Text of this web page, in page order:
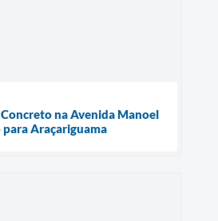
na Avenida Manoel
Araçariguama